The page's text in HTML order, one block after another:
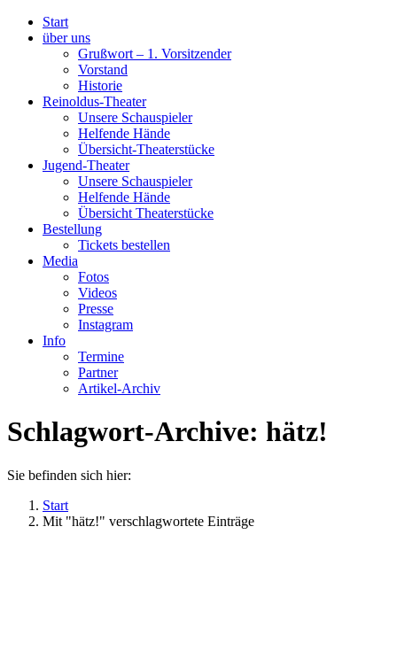
Start
über uns
Grußwort – 1. Vorsitzender
Vorstand
Historie
Reinoldus-Theater
Unsere Schauspieler
Helfende Hände
Übersicht-Theaterstücke
Jugend-Theater
Unsere Schauspieler
Helfende Hände
Übersicht Theaterstücke
Bestellung
Tickets bestellen
Media
Fotos
Videos
Presse
Instagram
Info
Termine
Partner
Artikel-Archiv
Schlagwort-Archive: hätz!
Sie befinden sich hier:
Start
Mit "hätz!" verschlagwortete Einträge